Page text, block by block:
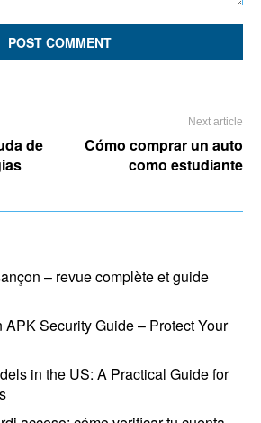
de
Next article
Cómo comprar un auto
como estudiante
– revue complète et guide
APK Security Guide – Protect Your
in the US: A Practical Guide for